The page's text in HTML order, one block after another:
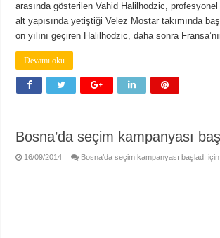
arasında gösterilen Vahid Halilhodzic, profesyonel
alt yapısında yetiştiği Velez Mostar takımında
on yılını geçiren Halilhodzic, daha sonra
Devamı oku
Bosna’da seçim kampanyası
16/09/2014 Bosna’da seçim kampanyası başladı için